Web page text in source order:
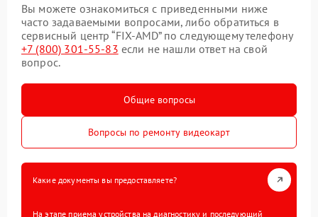
Вы можете ознакомиться с приведенными ниже
часто задаваемыми вопросами, либо обратиться в
сервисный центр “FIX-AMD” по следующему телефону
+7 (800) 301-55-83 если не нашли ответ на свой
вопрос.
Общие вопросы
Вопросы по ремонту видеокарт
Какие документы вы предоставляете?
На этапе приема устройства на диагностику и последующий